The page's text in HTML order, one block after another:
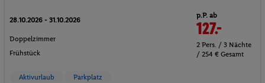
28.10.2026 - 31.10.2026
Doppelzimmer
Frühstück
p.P. ab
127.-
2 Pers. / 3 Nächte
/ 254 € Gesamt
Aktivurlaub Parkplatz